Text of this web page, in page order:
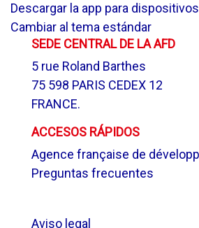
Descargar la app para
Cambiar al tema estándar
SEDE CENTRAL DE LA AFD
5 rue Roland Barthes
75 598 PARIS CEDEX 12
FRANCE.
ACCESOS RÁPIDOS
Agence française de
Preguntas frecuentes
Aviso legal